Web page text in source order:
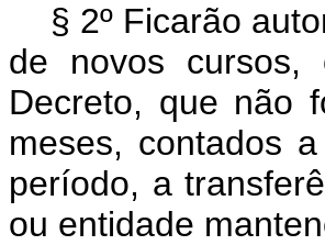
§ 2º Ficarão
de novos cursos,
Decreto, que não
meses, contados
período, a
ou entidade